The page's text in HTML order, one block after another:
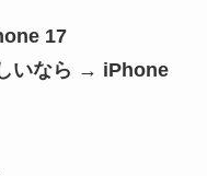
17
いなら → iPhone